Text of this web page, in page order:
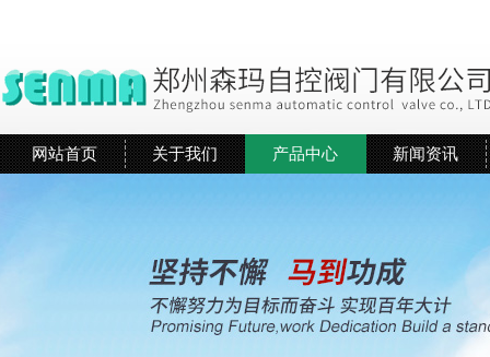
网站首页 关于我们 产品中心 新闻资讯